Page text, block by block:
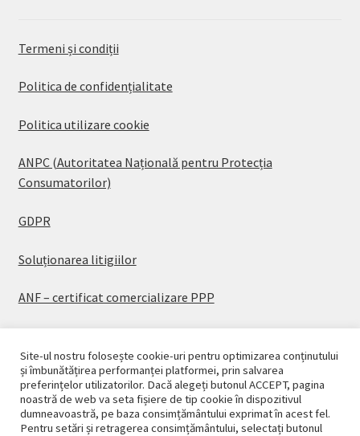
Termeni și condiții
Politica de confidențialitate
Politica utilizare cookie
ANPC (Autoritatea Națională pentru Protecția
Consumatorilor)
GDPR
Soluționarea litigiilor
ANF – certificat comercializare PPP
© CASAPLANT 2026
Politică de confidențialitate
Site-ul nostru folosește cookie-uri pentru optimizarea conținutului
și îmbunătățirea performanței platformei, prin salvarea
preferințelor utilizatorilor. Dacă alegeți butonul ACCEPT, pagina
noastră de web va seta fișiere de tip cookie în dispozitivul
dumneavoastră, pe baza consimțământului exprimat în acest fel.
Pentru setări și retragerea consimțământului, selectați butonul